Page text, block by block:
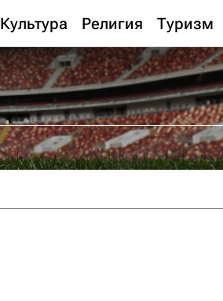
Культура Религия Туризм